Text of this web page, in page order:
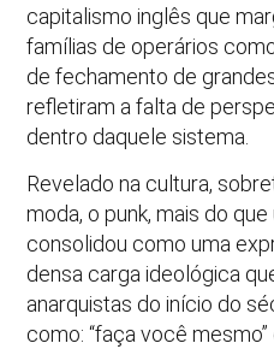
capitalismo inglês que
famílias de operários
de fechamento de
refletiram a falta de
dentro daquele sistema.
Revelado na cultura,
moda, o punk, mais do
consolidou como uma
densa carga ideológica
anarquistas do início do
como: “faça você